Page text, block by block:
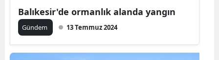
Şanlıurfa
Balıkesir'de ormanlık alanda yangın
Gündem 13 Temmuz 2024